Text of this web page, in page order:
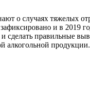
о случаях тяжелых
и в 2019
сделать правильные
алкогольной продукции.